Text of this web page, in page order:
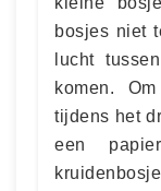
bosjes niet
lucht
komen.
tijdens het
een